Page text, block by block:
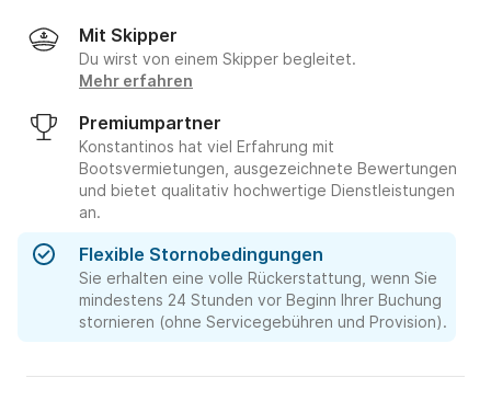
Mit Skipper
Du wirst von einem Skipper begleitet.
Mehr erfahren
Premiumpartner
Konstantinos hat viel Erfahrung mit
Bootsvermietungen, ausgezeichnete Bewertungen
und bietet qualitativ hochwertige Dienstleistungen
an.
Flexible Stornobedingungen
Sie erhalten eine volle Rückerstattung, wenn Sie
mindestens 24 Stunden vor Beginn Ihrer Buchung
stornieren (ohne Servicegebühren und Provision).